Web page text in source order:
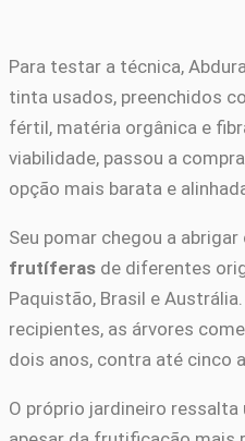
Para testar a técnica,
tinta usados, preenchidos
fértil, matéria orgânica e
viabilidade, passou a
opção mais barata e
Seu pomar chegou a abrigar
frutíferas de diferentes
Paquistão, Brasil e
recipientes, as árvores
dois anos, contra até cinco
O próprio jardineiro